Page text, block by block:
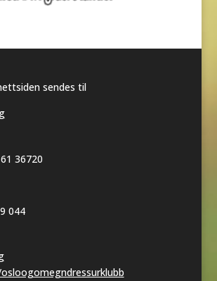
sendes til
36720
044